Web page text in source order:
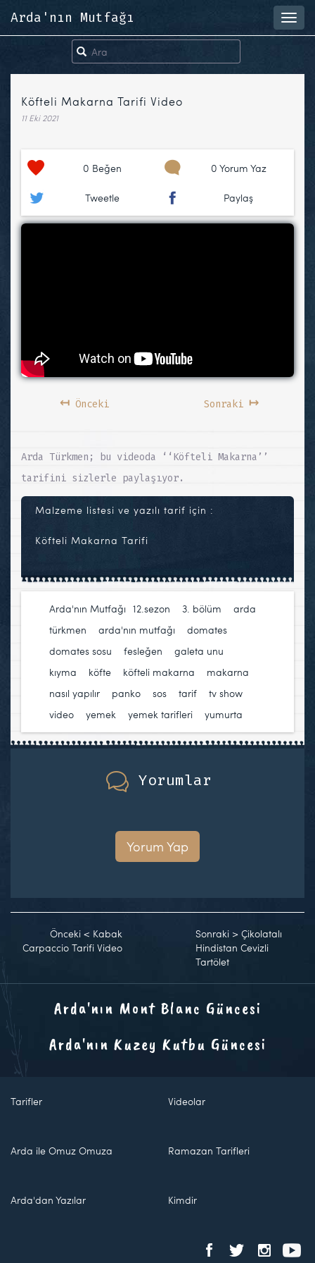
Arda'nın Mutfağı
Köfteli Makarna Tarifi Video
11 Eki 2021
0 Beğen 0 Yorum Yaz
Tweetle Paylaş
↤Önceki Sonraki ↦
Arda Türkmen; bu videoda ‘‘Köfteli Makarna’’
tarifini sizlerle paylaşıyor.
Malzeme listesi ve yazılı tarif için :
Köfteli Makarna Tarifi
Arda'nın Mutfağı 12.sezon 3. bölüm
arda
türkmen
arda'nın mutfağı domates
domates sosu
fesleğen galeta unu
kıyma
köfte köfteli makarna makarna
nasıl yapılır
panko sos tarif tv show
video
yemek yemek tarifleri yumurta
Yorumlar
Yorum Yap
Önceki < Kabak
Carpaccio Tarifi Video
Sonraki >Çikolatalı
Hindistan Cevizli
Tartölet
Arda'nın Mont Blanc Güncesi
Arda'nın Kuzey Kutbu Güncesi
Tarifler Videolar
Arda ile Omuz Omuza Ramazan Tarifleri
Arda'dan Yazılar Kimdir